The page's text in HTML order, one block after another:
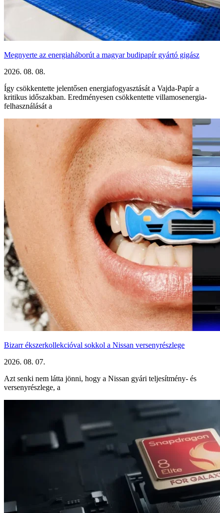
Megnyerte az energiaháborút a magyar budipapír gyártó gigász
2026. 08. 08.
Így csökkentette jelentősen energiafogyasztását a Vajda-Papír a
kritikus időszakban. Eredményesen csökkentette villamosenergia-
felhasználását a
Bizarr ékszerkollekcióval sokkol a Nissan versenyrészlege
2026. 08. 07.
Azt senki nem látta jönni, hogy a Nissan gyári teljesítmény- és
versenyrészlege, a